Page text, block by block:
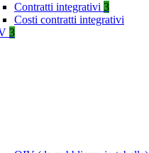
Contratti integrativi 3
Costi contratti integrativi
3